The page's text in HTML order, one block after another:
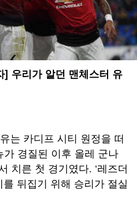
] 우리가 알던 맨체스터 유
는 카디프 시티 원정을 떠
경질된 이후 올레 군나
치른 첫 경기였다. ‘레즈더
뒤집기 위해 승리가 절실